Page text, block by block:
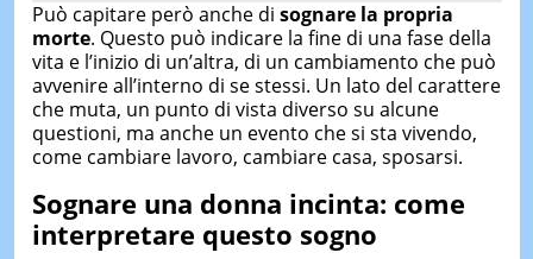
Può capitare però anche di sognare la propria
morte. Questo può indicare la fine di una fase della
vita e l’inizio di un’altra, di un cambiamento che può
avvenire all’interno di se stessi. Un lato del carattere
che muta, un punto di vista diverso su alcune
questioni, ma anche un evento che si sta vivendo,
come cambiare lavoro, cambiare casa, sposarsi.
Sognare una donna incinta: come
interpretare questo sogno